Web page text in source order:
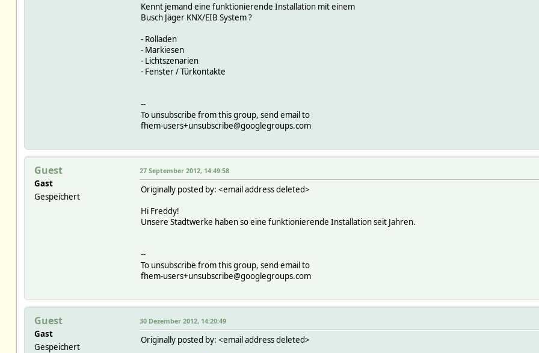
Kennt jemand eine funktionierende Installation mit einem
Busch Jäger KNX/EIB System ?
- Rolladen
- Markiesen
- Lichtszenarien
- Fenster / Türkontakte
--
To unsubscribe from this group, send email to
fhem-users+unsubscribe@googlegroups.com
Guest
Gast
Gespeichert
27 September 2012, 14:49:58
Originally posted by: <email address deleted>
Hi Freddy!
Unsere Stadtwerke haben so eine funktionierende Installation seit Jahren.
--
To unsubscribe from this group, send email to
fhem-users+unsubscribe@googlegroups.com
Guest
Gast
Gespeichert
30 Dezember 2012, 14:20:49
Originally posted by: <email address deleted>